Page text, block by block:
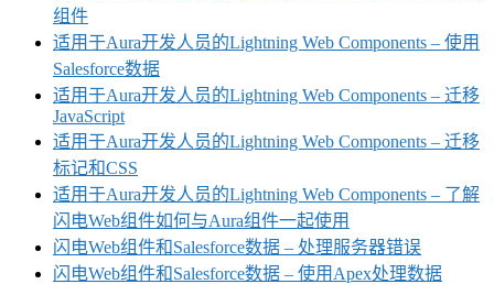
组件
适用于Aura开发人员的Lightning Web Components – 使用
Salesforce数据
适用于Aura开发人员的Lightning Web Components – 迁移
JavaScript
适用于Aura开发人员的Lightning Web Components – 迁移
标记和CSS
适用于Aura开发人员的Lightning Web Components – 了解
闪电Web组件如何与Aura组件一起使用
闪电Web组件和Salesforce数据 – 处理服务器错误
闪电Web组件和Salesforce数据 – 使用Apex处理数据